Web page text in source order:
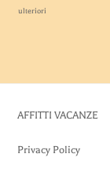
ulteriori
AFFITTI VACANZE
Privacy Policy